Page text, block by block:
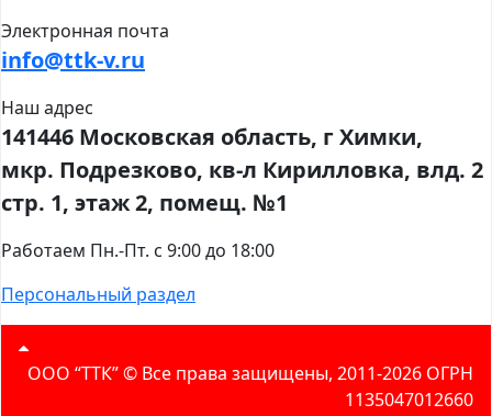
Электронная почта
info@ttk-v.ru
Наш адрес
141446 Московская область, г Химки,
мкр. Подрезково, кв-л Кирилловка, влд. 2
стр. 1, этаж 2, помещ. №1
Работаем Пн.-Пт. с 9:00 до 18:00
Персональный раздел
ООО “ТТК” ©️ Все права защищены, 2011-2026 ОГРН
1135047012660